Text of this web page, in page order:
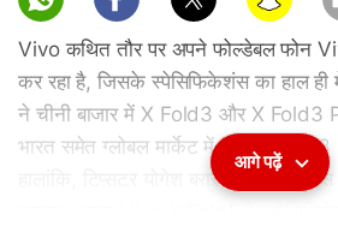
Vivo कथित तौर पर अपने फोल्डेबल फोन
कर रहा है, जिसके स्पेसिफिकेशंस का हाल
ने चीनी बाजार में X Fold3 और X Fold3
भारत समेत ग्लोबल मार्केट में सिर्फ X Fold3
हालांकि, टिप्सटर योगेश बरार के अनुसार, इस
जानते हैं।
आगे पढ़ें